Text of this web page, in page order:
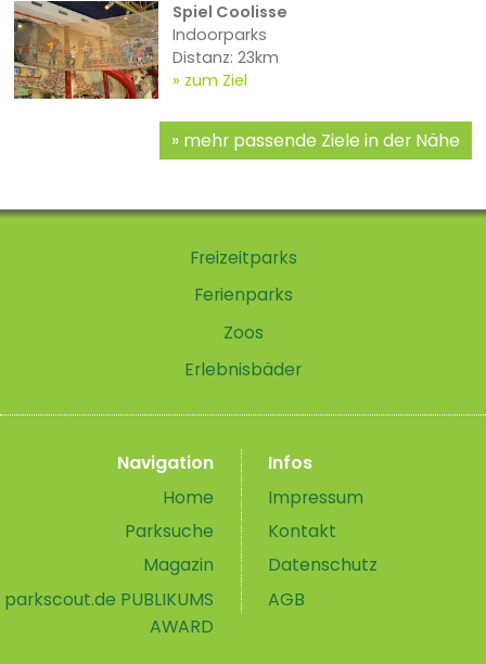
Spiel Coolisse
Indoorparks
Distanz: 23km
zum Ziel
mehr passende Ziele in der Nähe
Freizeitparks
Ferienparks
Zoos
Erlebnisbäder
Navigation
Home
Parksuche
Magazin
parkscout.de PUBLIKUMS
AWARD
Infos
Impressum
Kontakt
Datenschutz
AGB